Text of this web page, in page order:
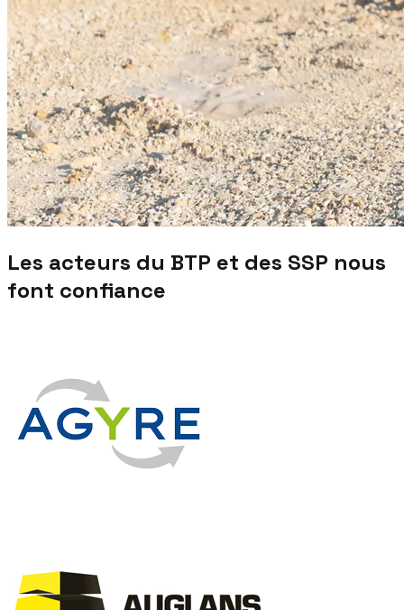
Les acteurs du BTP et des SSP nous
font confiance